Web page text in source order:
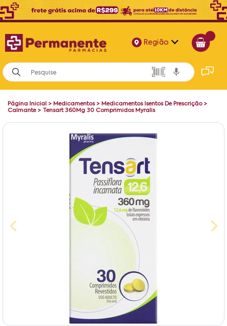
Região
Alagoas
Bahia
Página Inicial > Medicamentos> Medicamentos Isentos De Prescrição>
Calmante> Tensart 360Mg 30 Comprimidos Myralis